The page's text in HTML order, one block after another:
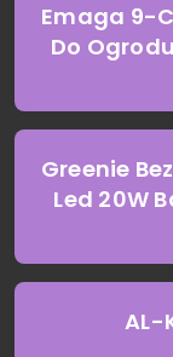
Emaga 9-
Do
Greenie
Led 20W
AL-